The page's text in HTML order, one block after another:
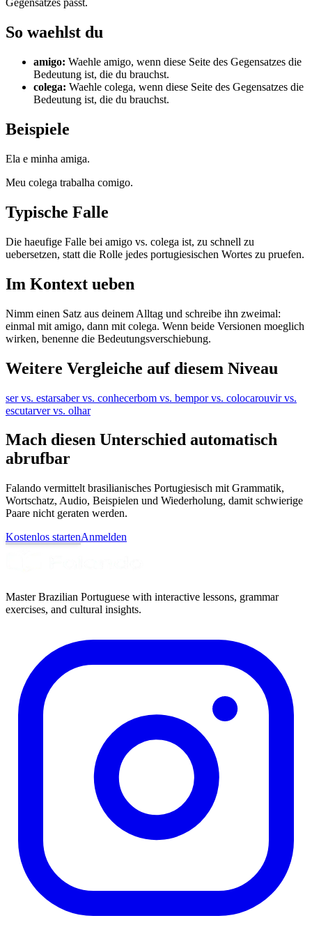
Gegensatzes passt.
So waehlst du
amigo: Waehle amigo, wenn diese Seite des Gegensatzes die
Bedeutung ist, die du brauchst.
colega: Waehle colega, wenn diese Seite des Gegensatzes die
Bedeutung ist, die du brauchst.
Beispiele
Ela e minha amiga.
Meu colega trabalha comigo.
Typische Falle
Die haeufige Falle bei amigo vs. colega ist, zu schnell zu
uebersetzen, statt die Rolle jedes portugiesischen Wortes zu pruefen.
Im Kontext ueben
Nimm einen Satz aus deinem Alltag und schreibe ihn zweimal:
einmal mit amigo, dann mit colega. Wenn beide Versionen moeglich
wirken, benenne die Bedeutungsverschiebung.
Weitere Vergleiche auf diesem Niveau
ser vs. estarsaber vs. conhecerbom vs. bempor vs. colocarouvir vs.
escutarver vs. olhar
Mach diesen Unterschied automatisch
abrufbar
Falando vermittelt brasilianisches Portugiesisch mit Grammatik,
Wortschatz, Audio, Beispielen und Wiederholung, damit schwierige
Paare nicht geraten werden.
Kostenlos startenAnmelden
Master Brazilian Portuguese with interactive lessons, grammar
exercises, and cultural insights.